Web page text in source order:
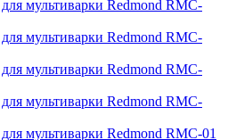
мультиварки Redmond RMC-
мультиварки Redmond RMC-
мультиварки Redmond RMC-
мультиварки Redmond RMC-
мультиварки Redmond RMC-01